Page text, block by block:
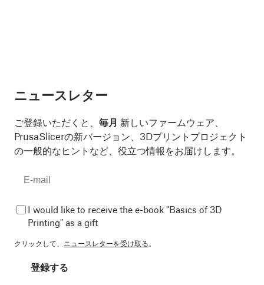
ニュースレター
ご登録いただくと、 毎月 新しいファームウェア、
PrusaSlicerの新バージョン、3Dプリントプロジェクト
の一般的なヒントなど、役立つ情報をお届けします。
I would like to receive the e-book "Basics of 3D
Printing" as a gift
クリックして、 ニュースレターを受け取る。
登録する